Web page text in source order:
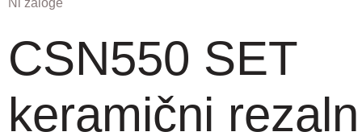
CSN550 SET
keramični